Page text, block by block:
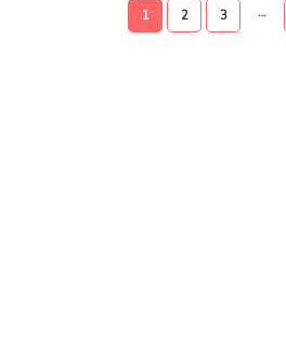
1 2 3 …